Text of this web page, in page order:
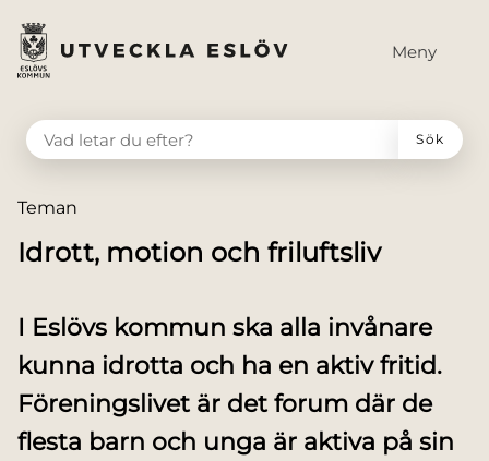
till innehåll
huvudmeny
till sidomeny
Meny
VAD LETAR DU EFTER?
Sök
Du är här:
Teman
Idrott, motion och friluftsliv
I Eslövs kommun ska alla invånare
kunna idrotta och ha en aktiv fritid.
Föreningslivet är det forum där de
flesta barn och unga är aktiva på sin